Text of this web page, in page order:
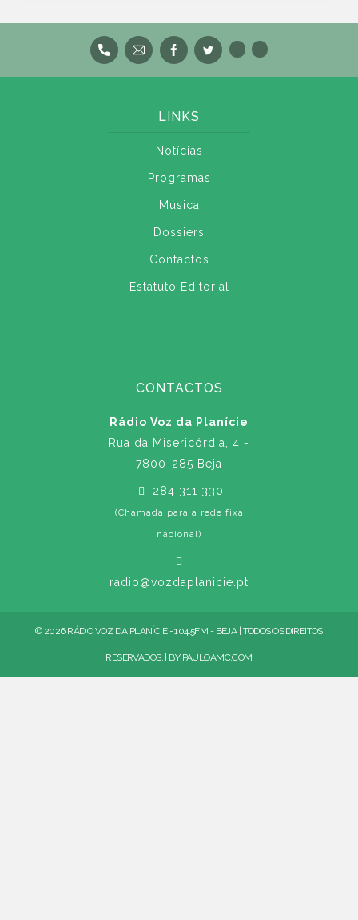
LINKS
Notícias
Programas
Música
Dossiers
Contactos
Estatuto Editorial
CONTACTOS
Rádio Voz da Planície
Rua da Misericórdia, 4 -
7800-285 Beja
284 311 330
(Chamada para a rede fixa
nacional)
radio@vozdaplanicie.pt
© 2026 RÁDIO VOZ DA PLANÍCIE - 104.5FM - BEJA | TODOS OS DIREITOS
RESERVADOS. | BY PAULOAMC.COM